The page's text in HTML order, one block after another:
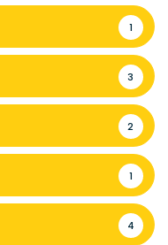
1
3
2
1
4